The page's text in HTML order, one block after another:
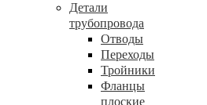
Детали
трубопровода
Отводы
Переходы
Тройники
Фланцы
плоские